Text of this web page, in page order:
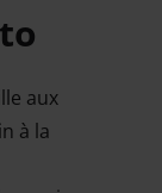
aux
à la